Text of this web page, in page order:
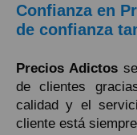
Confianza en
de confianza
Precios Adictosse
de clientes
calidad y el
cliente está